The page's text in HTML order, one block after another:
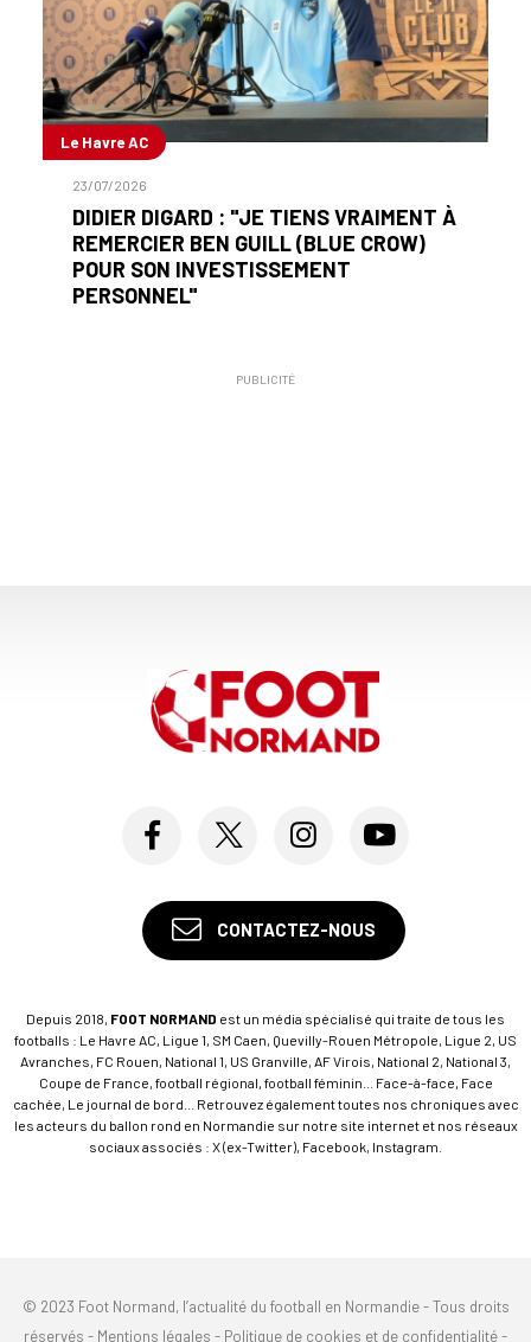
Le Havre AC
23/07/2026
DIDIER DIGARD : "JE TIENS VRAIMENT À
REMERCIER BEN GUILL (BLUE CROW)
POUR SON INVESTISSEMENT
PERSONNEL"
PUBLICITÉ
CONTACTEZ-NOUS
Depuis 2018, FOOT NORMAND est un média spécialisé qui traite de tous les
footballs : Le Havre AC, Ligue 1, SM Caen, Quevilly-Rouen Métropole, Ligue 2, US
Avranches, FC Rouen, National 1, US Granville, AF Virois, National 2, National 3,
Coupe de France, football régional, football féminin... Face-à-face, Face
cachée, Le journal de bord... Retrouvez également toutes nos chroniques avec
les acteurs du ballon rond en Normandie sur notre site internet et nos réseaux
sociaux associés : X (ex-Twitter), Facebook, Instagram.
© 2023 Foot Normand, l’actualité du football en Normandie - Tous droits
réservés - Mentions légales - Politique de cookies et de confidentialité-